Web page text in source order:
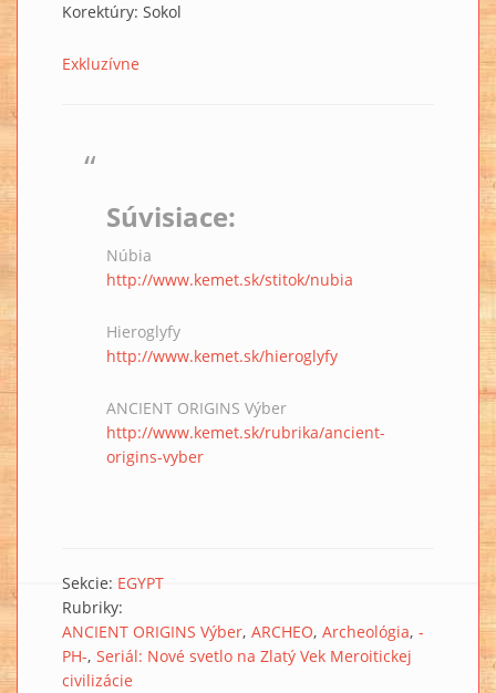
Korektúry: Sokol
Exkluzívne
Súvisiace:
Núbia
http://www.kemet.sk/stitok/nubia
Hieroglyfy
http://www.kemet.sk/hieroglyfy
ANCIENT ORIGINS Výber
http://www.kemet.sk/rubrika/ancient-
origins-vyber
Sekcie: EGYPT
Rubriky:
ANCIENT ORIGINS Výber ARCHEO Archeológia -
PH- Seriál: Nové svetlo na Zlatý Vek Meroitickej
civilizácie